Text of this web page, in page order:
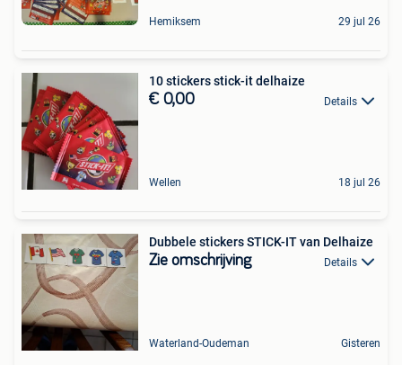
Hemiksem 29 jul 26
10 stickers stick-it delhaize
€ 0,00 Details
Wellen 18 jul 26
Dubbele stickers STICK-IT van Delhaize
Zie omschrijving Details
Waterland-Oudeman Gisteren